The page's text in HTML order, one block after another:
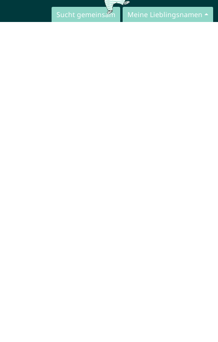
Sucht gemeinsam Meine Lieblingsnamen